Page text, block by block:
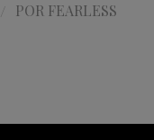
POR FEARLESS